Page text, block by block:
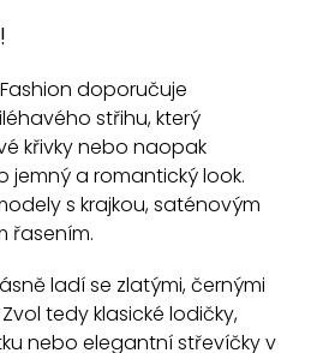
a
c
í
p
r
v
k
y
v
k
o
v
á
n
í
doporučuje
střihu, který
křivky nebo naopak
jemný a romantický look.
s krajkou, saténovým
řasením.
ladí se zlatými, černými
tedy klasické lodičky,
nebo elegantní střevíčky v